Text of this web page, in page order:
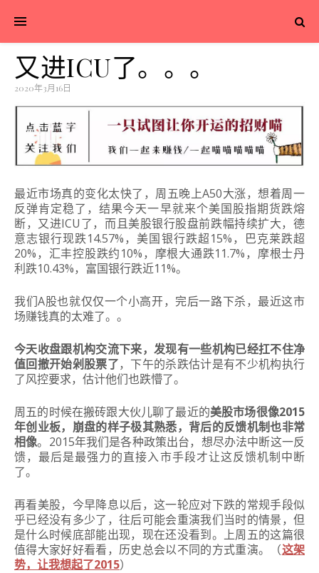
又进ICU了。。。
2020年3月16日
最近市场真的变化太快了，周五晚上A50大涨，想着周一
反弹肯定稳了，结果今天一早就来个美国股指期货跌熔
断，又进ICU了，而且美股银行股盘前跌幅持续扩大，德
意志银行现跌14.57%，美国银行跌超15%，巴克莱跌超
20%，汇丰控股跌约10%，摩根大通跌11.7%，摩根士丹
利跌10.43%，富国银行跌近11%。
我们A股也就仅仅一个小高开，完后一路下杀，最近这市
场赚钱真的太难了。。
今天收盘跟机构交流下来，发现有一些机构已经扛不住净
值回撤开始剁股票了，下午的杀跌估计是有不少机构执行
了风控要求，估计他们也跌懵了。
周五的时候在搬砖跟大伙儿聊了最近的美股市场很像2015
年创业板，崩盘的样子极其熟悉，背后的反馈机制也非常
相像。2015年我们是各种政策出台，想尽办法中断这一反
馈，最后是最强力的直接入市手段才让这反馈机制中断
了。
再看美股，今早降息以后，这一轮应对下跌的常规手段似
乎已经没有多少了，往后可能会重演我们当时的情景，但
是什么时候底部能出现，现在还没看到。上周五的这篇很
值得大家好好看看，历史总会以不同的方式重演。（这架
势，让我想起了2015）